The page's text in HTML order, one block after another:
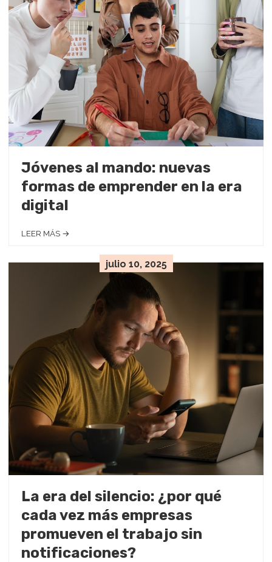
Jóvenes al mando: nuevas
formas de emprender en la era
digital
LEER MÁS →
julio 10, 2025
La era del silencio: ¿por qué
cada vez más empresas
promueven el trabajo sin
notificaciones?